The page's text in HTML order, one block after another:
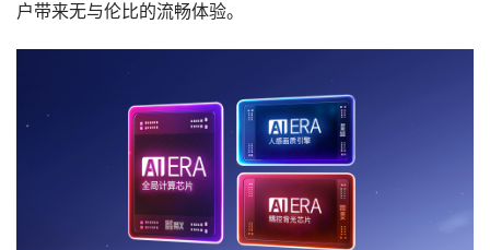
户带来无与伦比的流畅体验。